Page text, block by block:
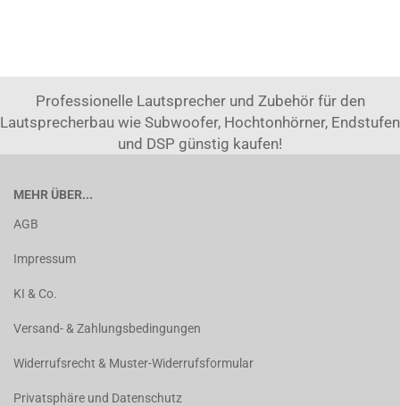
Professionelle Lautsprecher und Zubehör für den
Lautsprecherbau wie Subwoofer, Hochtonhörner, Endstufen
und DSP günstig kaufen!
MEHR ÜBER...
AGB
Impressum
KI & Co.
Versand- & Zahlungsbedingungen
Widerrufsrecht & Muster-Widerrufsformular
Privatsphäre und Datenschutz